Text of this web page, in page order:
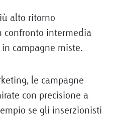
alto ritorno
intermedia
campagne miste.
le campagne
con precisione a
se gli inserzionisti